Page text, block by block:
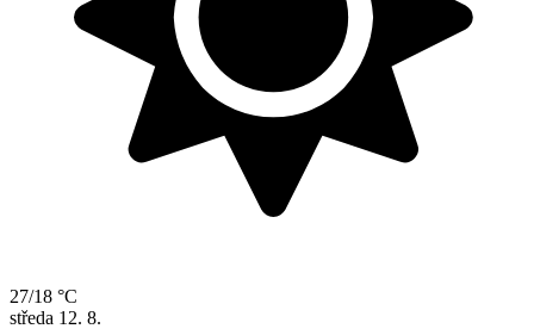
27/18 °C
středa 12. 8.